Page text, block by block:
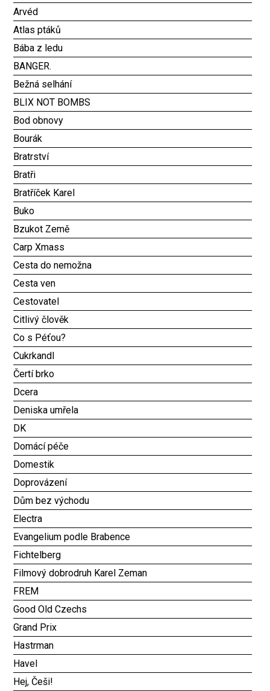
Arvéd
Atlas ptáků
Bába z ledu
BANGER.
Bežná selhání
BLIX NOT BOMBS
Bod obnovy
Bourák
Bratrství
Bratři
Bratříček Karel
Buko
Bzukot Země
Carp Xmass
Cesta do nemožna
Cesta ven
Cestovatel
Citlivý člověk
Co s Péťou?
Cukrkandl
Čertí brko
Dcera
Deniska umřela
DK
Domácí péče
Domestik
Doprovázení
Dům bez východu
Electra
Evangelium podle Brabence
Fichtelberg
Filmový dobrodruh Karel Zeman
FREM
Good Old Czechs
Grand Prix
Hastrman
Havel
Hej, Češi!